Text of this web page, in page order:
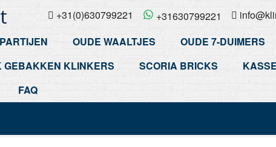
+31(0)630799221 +31630799221
OUDE WAALTJES OUDE 7-DUIMERS
GEBAKKEN KLINKERS SCORIA BRICKS
FAQ